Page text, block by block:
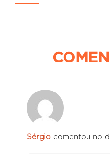
Sérgio comentou no